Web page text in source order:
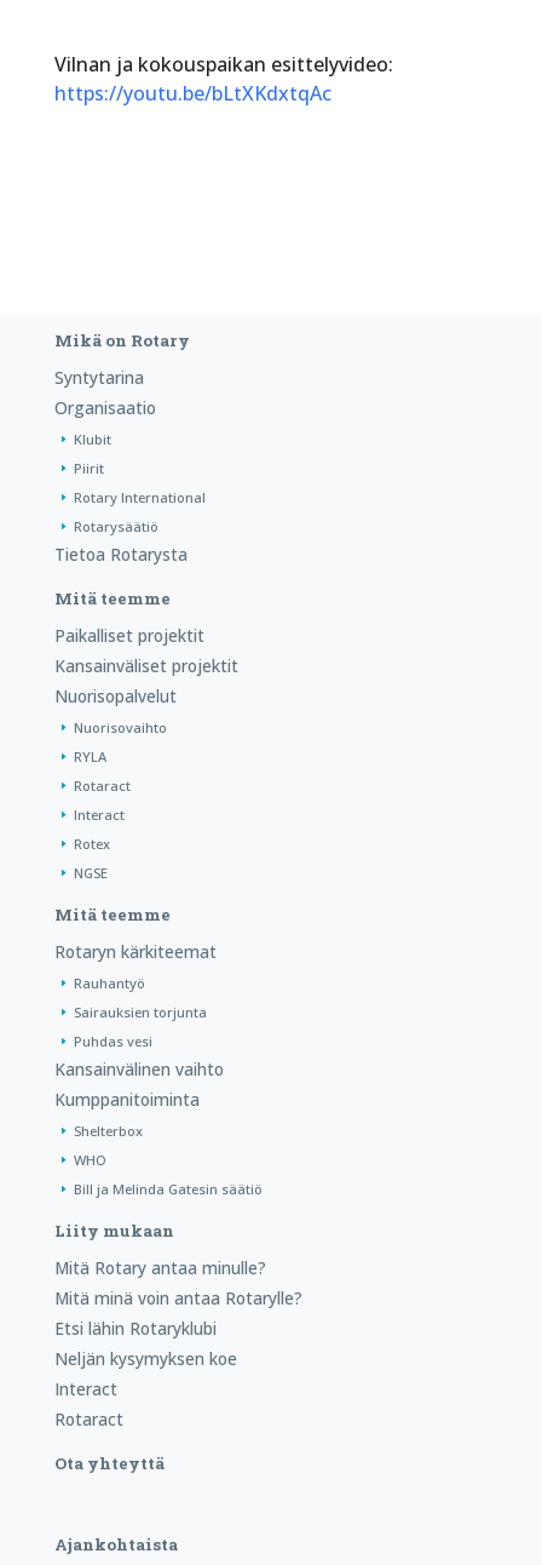
Vilnan ja kokouspaikan esittelyvideo:
https://youtu.be/bLtXKdxtqAc
Mikä on Rotary
Syntytarina
Organisaatio
Klubit
Piirit
Rotary International
Rotarysäätiö
Tietoa Rotarysta
Mitä teemme
Paikalliset projektit
Kansainväliset projektit
Nuorisopalvelut
Nuorisovaihto
RYLA
Rotaract
Interact
Rotex
NGSE
Mitä teemme
Rotaryn kärkiteemat
Rauhantyö
Sairauksien torjunta
Puhdas vesi
Kansainvälinen vaihto
Kumppanitoiminta
Shelterbox
WHO
Bill ja Melinda Gatesin säätiö
Liity mukaan
Mitä Rotary antaa minulle?
Mitä minä voin antaa Rotarylle?
Etsi lähin Rotaryklubi
Neljän kysymyksen koe
Interact
Rotaract
Ota yhteyttä
Ajankohtaista